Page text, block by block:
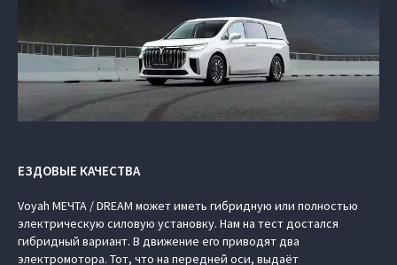
ЕЗДОВЫЕ КАЧЕСТВА
Voyah МЕЧТА / DREAM может иметь гибридную или полностью
электрическую силовую установку. Нам на тест достался
гибридный вариант. В движение его приводят два
электромотора. Тот, что на передней оси, выдаёт